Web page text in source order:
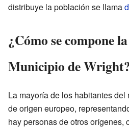
distribuye la población se llama
¿Cómo se compone
Municipio de
La mayoría de los habitantes
de origen europeo,
hay personas de otros orígenes,